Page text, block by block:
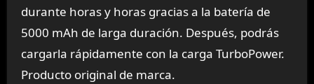
durante horas y horas gracias a la batería de
5000 mAh de larga duración. Después, podrás
cargarla rápidamente con la carga TurboPower.
Producto original de marca.